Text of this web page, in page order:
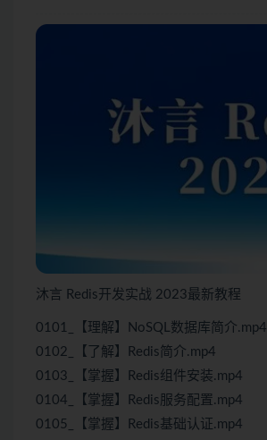
沐言 Redis开发实战 2023最新教程
0101_【理解】NoSQL数据库简介.mp4
0102_【了解】Redis简介.mp4
0103_【掌握】Redis组件安装.mp4
0104_【掌握】Redis服务配置.mp4
0105_【掌握】Redis基础认证.mp4